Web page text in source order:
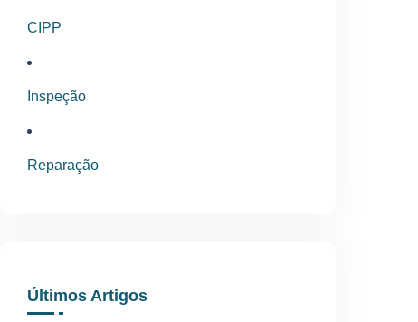
CIPP
Inspeção
Reparação
Últimos Artigos